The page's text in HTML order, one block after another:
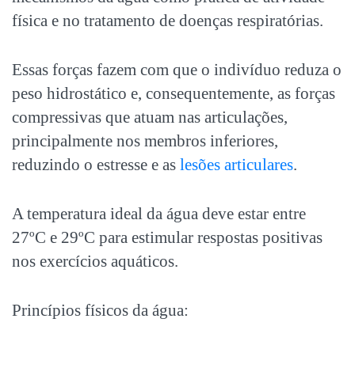
física e no tratamento de doenças respiratórias.
Essas forças fazem com que o indivíduo reduza o
peso hidrostático e, consequentemente, as forças
compressivas que atuam nas articulações,
principalmente nos membros inferiores,
reduzindo o estresse e as lesões articulares.
A temperatura ideal da água deve estar entre
27ºC e 29ºC para estimular respostas positivas
nos exercícios aquáticos.
Princípios físicos da água: